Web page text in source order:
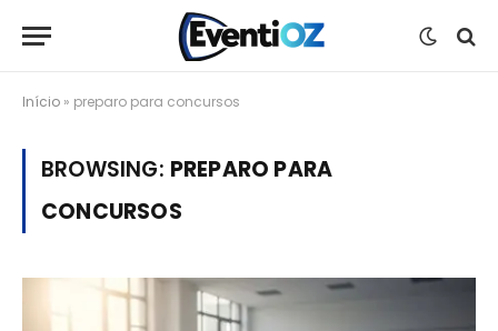
Início » preparo para concursos
BROWSING: PREPARO PARA
CONCURSOS